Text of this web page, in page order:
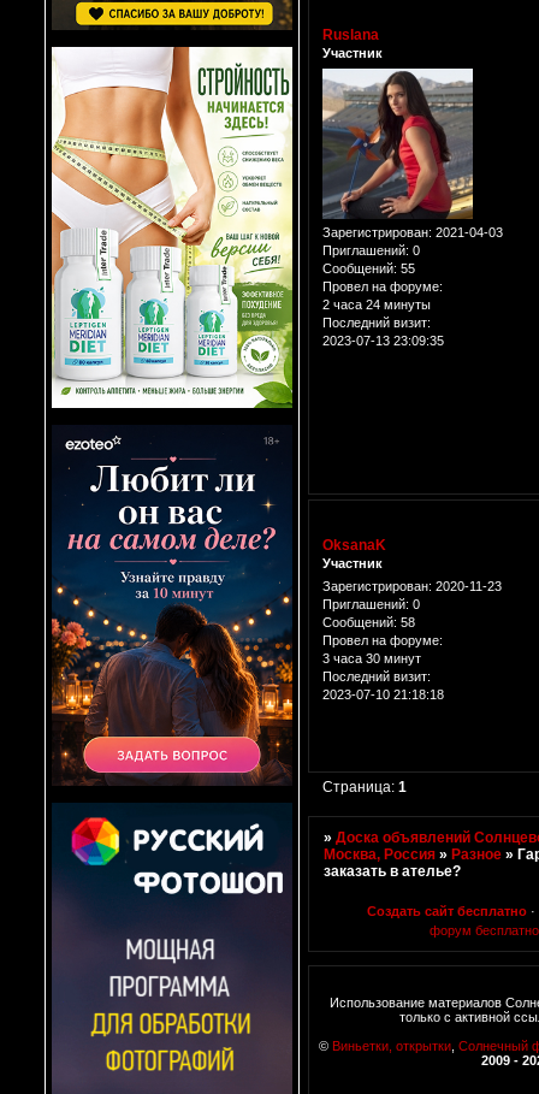
Ruslana
Участник
Зарегистрирован: 2021-04-03
Приглашений: 0
Сообщений: 55
Провел на форуме:
2 часа 24 минуты
Последний визит:
2023-07-13 23:09:35
OksanaK
Участник
Зарегистрирован: 2020-11-23
Приглашений: 0
Сообщений: 58
Провел на форуме:
3 часа 30 минут
Последний визит:
2023-07-10 21:18:18
Страница:1
»Доска объявлений
Москва, Россия »Разное »
заказать в ателье?
Создать сайт бесплатно ·
форум бесплатно
Использование материалов
только с активной
© Виньетки, открытки, Солнечный
2009 -